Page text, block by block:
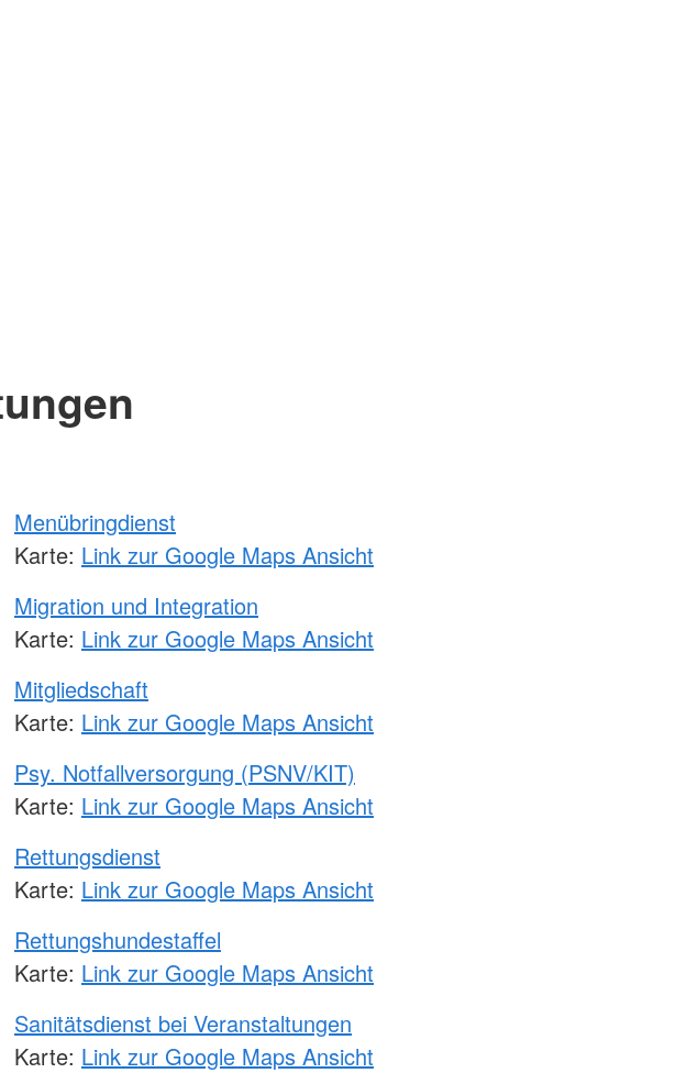
Menübringdienst
Karte: Link zur Google Maps Ansicht
Migration und Integration
Karte: Link zur Google Maps Ansicht
Mitgliedschaft
Karte: Link zur Google Maps Ansicht
Psy. Notfallversorgung (PSNV/KIT)
Karte: Link zur Google Maps Ansicht
Rettungsdienst
Karte: Link zur Google Maps Ansicht
Rettungshundestaffel
Karte: Link zur Google Maps Ansicht
Sanitätsdienst bei Veranstaltungen
Karte: Link zur Google Maps Ansicht